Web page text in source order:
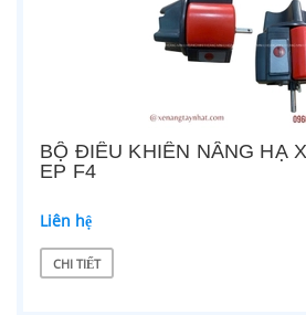
BỘ ĐIỀU KHIỂN NÂNG HẠ
EP F4
Liên hệ
CHI TIẾT